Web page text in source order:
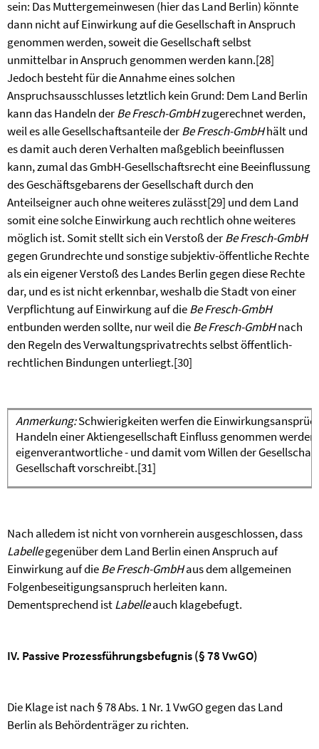
sein: Das Muttergemeinwesen (hier das Land Berlin) könnte
dann nicht auf Einwirkung auf die Gesellschaft in Anspruch
genommen werden, soweit die Gesellschaft selbst
unmittelbar in Anspruch genommen werden kann.[28]
Jedoch besteht für die Annahme eines solchen
Anspruchsausschlusses letztlich kein Grund: Dem Land Berlin
kann das Handeln derBe Fresch-GmbHzugerechnet werden,
weil es alle Gesellschaftsanteile derBe Fresch-GmbHhält und
es damit auch deren Verhalten maßgeblich beeinflussen
kann, zumal das GmbH-Gesellschaftsrecht eine Beeinflussung
des Geschäftsgebarens der Gesellschaft durch den
Anteilseigner auch ohne weiteres zulässt[29] und dem Land
somit eine solche Einwirkung auch rechtlich ohne weiteres
möglich ist. Somit stellt sich ein Verstoß derBe Fresch-GmbH
gegen Grundrechte und sonstige subjektiv-öffentliche Rechte
als ein eigener Verstoß des Landes Berlin gegen diese Rechte
dar, und es ist nicht erkennbar, weshalb die Stadt von einer
Verpflichtung auf Einwirkung auf dieBe Fresch-GmbH
entbunden werden sollte, nur weil dieBe Fresch-GmbHnach
den Regeln des Verwaltungsprivatrechts selbst öffentlich-
rechtlichen Bindungen unterliegt.[30]
Anmerkung:Schwierigkeiten werfen die
Handeln einer Aktiengesellschaft Einfluss genommen werden
eigenverantwortliche - und damit vom Willen der
Gesellschaft vorschreibt.[31]
Nach alledem ist nicht von vornherein ausgeschlossen, dass
Labellegegenüber dem Land Berlin einen Anspruch auf
Einwirkung auf dieBe Fresch-GmbHaus dem allgemeinen
Folgenbeseitigungsanspruch herleiten kann.
Dementsprechend istLabelleauch klagebefugt.
IV. Passive Prozessführungsbefugnis (§ 78 VwGO)
Die Klage ist nach § 78 Abs. 1 Nr. 1 VwGO gegen das Land
Berlin als Behördenträger zu richten.